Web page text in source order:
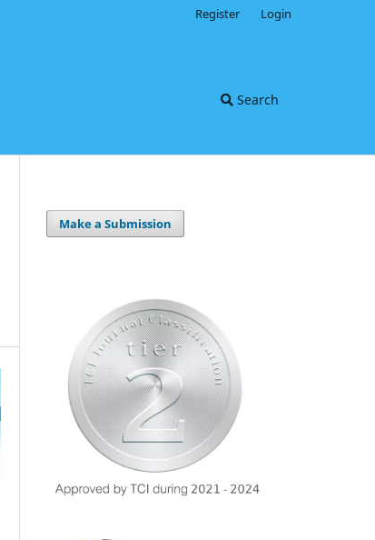
Search
Register Login
Make a Submission